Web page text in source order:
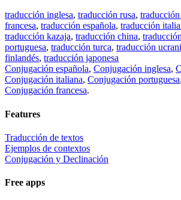
traducción inglesa, traducción rusa, traducción
francesa, traducción española, traducción
traducción kazaja, traducción china,
portuguesa, traducción turca, traducción
finlandés, traducción japonesa
Conjugación española, Conjugación inglesa,
Conjugación italiana, Conjugación portuguesa,
Conjugación francesa.
Features
Traducción de textos
Ejemplos de contextos
Conjugación y Declinación
Free apps